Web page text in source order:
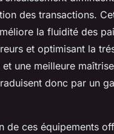
des transactions.
la fluidité des
et optimisant la
une meilleure
donc par un
de ces équipements